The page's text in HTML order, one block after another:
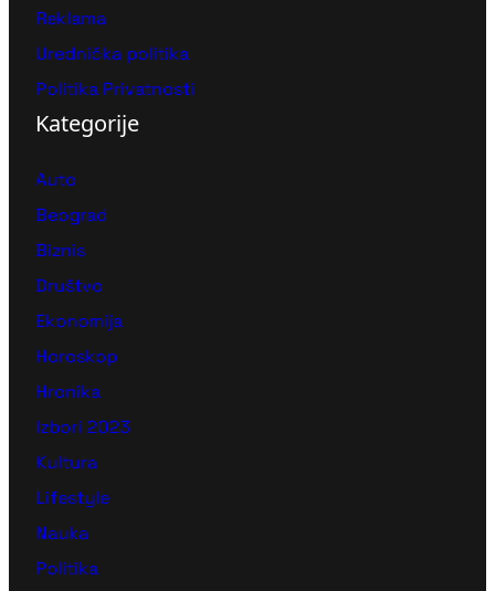
Reklama
Urednička politika
Politika Privatnosti
Kategorije
Auto
Beograd
Biznis
Društvo
Ekonomija
Horoskop
Hronika
Izbori 2023
Kultura
Lifestyle
Nauka
Politika